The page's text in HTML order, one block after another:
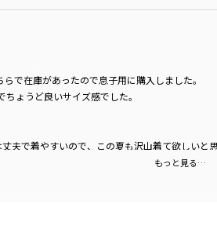
で在庫があったので息子用に購入しました。
ょうど良いサイズ感でした。
夫で着やすいので、この夏も沢山着て欲しいと
もっと見る…